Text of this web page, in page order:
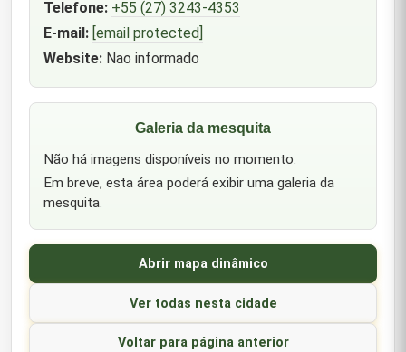
Telefone: +55 (27) 3243-4353
E-mail: [email protected]
Website:Nao informado
Galeria da mesquita
Não há imagens disponíveis no momento.
Em breve, esta área poderá exibir uma galeria da
mesquita.
Abrir mapa dinâmico
Ver todas nesta cidade
Voltar para página anterior